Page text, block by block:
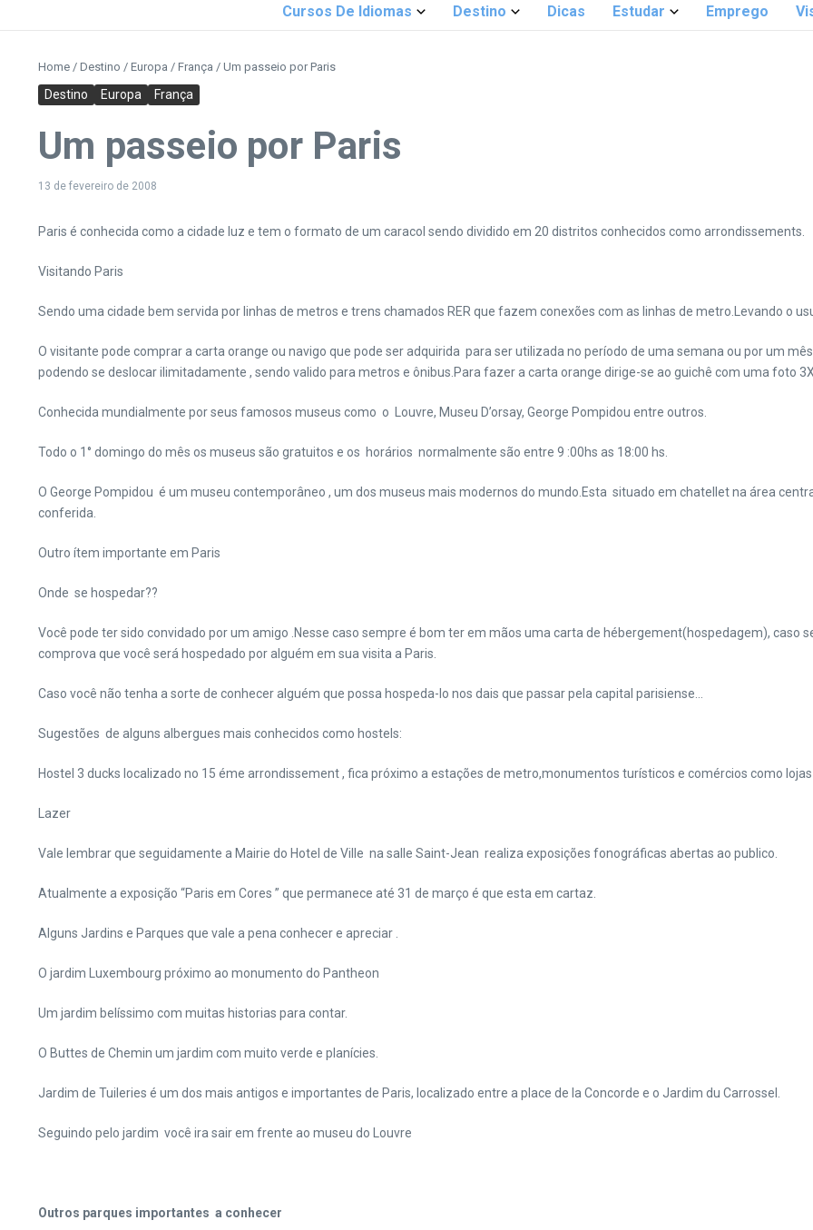
Cursos De Idiomas Destino Dicas Estudar Emprego
Home / Destino / Europa / França / Um passeio por Paris
Destino Europa França
Um passeio por Paris
13 de fevereiro de 2008
Paris é conhecida como a cidade luz e tem o formato de um caracol sendo dividido em 20 distritos conhecidos como arrondissements.
Visitando Paris
Sendo uma cidade bem servida por linhas de metros e trens chamados RER que fazem conexões com as linhas de metro.Levando o
O visitante pode comprar a carta orange ou navigo que pode ser adquirida para ser utilizada no período de uma semana ou por um
podendo se deslocar ilimitadamente , sendo valido para metros e ônibus.Para fazer a carta orange dirige-se ao guichê com uma foto
Conhecida mundialmente por seus famosos museus como o Louvre, Museu D’orsay, George Pompidou entre outros.
Todo o 1° domingo do mês os museus são gratuitos e os horários normalmente são entre 9 :00hs as 18:00 hs.
O George Pompidou é um museu contemporâneo , um dos museus mais modernos do mundo.Esta situado em chatellet na área
conferida.
Outro ítem importante em Paris
Onde se hospedar??
Você pode ter sido convidado por um amigo .Nesse caso sempre é bom ter em mãos uma carta de hébergement(hospedagem), caso
comprova que você será hospedado por alguém em sua visita a Paris.
Caso você não tenha a sorte de conhecer alguém que possa hospeda-lo nos dais que passar pela capital parisiense…
Sugestões de alguns albergues mais conhecidos como hostels:
Hostel 3 ducks localizado no 15 éme arrondissement , fica próximo a estações de metro,monumentos turísticos e comércios como
Lazer
Vale lembrar que seguidamente a Mairie do Hotel de Ville na salle Saint-Jean realiza exposições fonográficas abertas ao publico.
Atualmente a exposição “Paris em Cores ” que permanece até 31 de março é que esta em cartaz.
Alguns Jardins e Parques que vale a pena conhecer e apreciar .
O jardim Luxembourg próximo ao monumento do Pantheon
Um jardim belíssimo com muitas historias para contar.
O Buttes de Chemin um jardim com muito verde e planícies.
Jardim de Tuileries é um dos mais antigos e importantes de Paris, localizado entre a place de la Concorde e o Jardim du Carrossel.
Seguindo pelo jardim você ira sair em frente ao museu do Louvre
Outros parques importantes a conhecer